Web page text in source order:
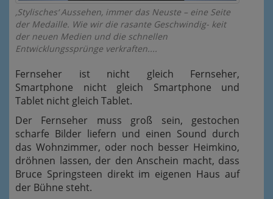
‚Stylisches‘ Aussehen, immer das Neuste – eine Seite
der Medaille. Wie wir die rasante Geschwindig- keit
der neuen Medien und die schnellen
Entwicklungssprünge verkraften....
Fernseher ist nicht gleich Fernseher,
Smartphone nicht gleich Smartphone und
Tablet nicht gleich Tablet.
Der Fernseher muss groß sein, gestochen
scharfe Bilder liefern und einen Sound durch
das Wohnzimmer, oder noch besser Heimkino,
dröhnen lassen, der den Anschein macht, dass
Bruce Springsteen direkt im eigenen Haus auf
der Bühne steht.